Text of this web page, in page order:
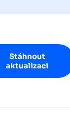
Stáhnout
aktualizaci